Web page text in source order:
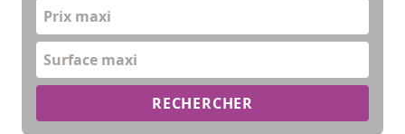
Prix maxi
Surface maxi
RECHERCHER